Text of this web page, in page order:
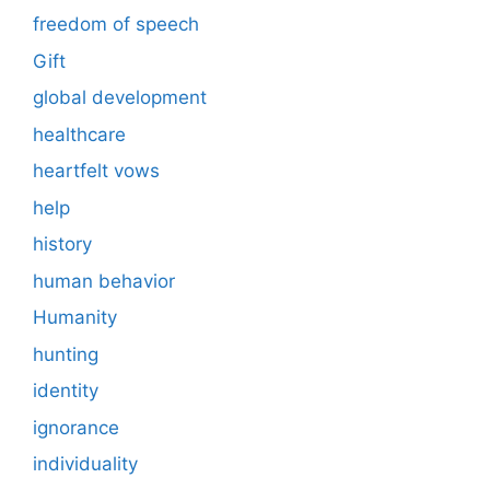
freedom of speech
Gift
global development
healthcare
heartfelt vows
help
history
human behavior
Humanity
hunting
identity
ignorance
individuality